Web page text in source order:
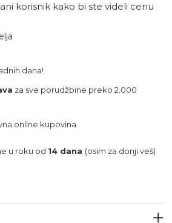
korisnik kako bi ste videli cenu
dana!
za sve porudžbine preko 2.000
online kupovina
u roku od 14 dana (osim za donji veš)